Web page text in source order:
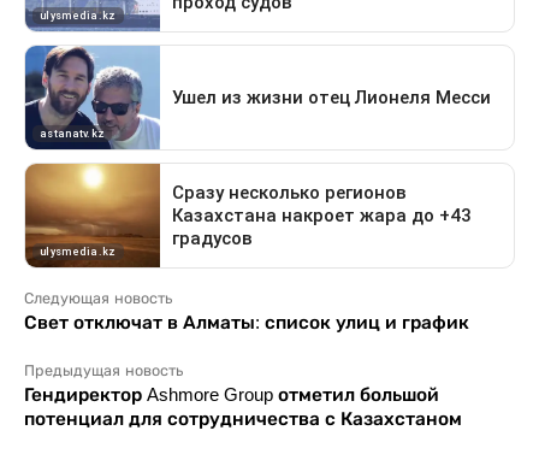
Следующая новость
Свет отключат в Алматы: список улиц и график
Предыдущая новость
Гендиректор Ashmore Group отметил большой
потенциал для сотрудничества с Казахстаном